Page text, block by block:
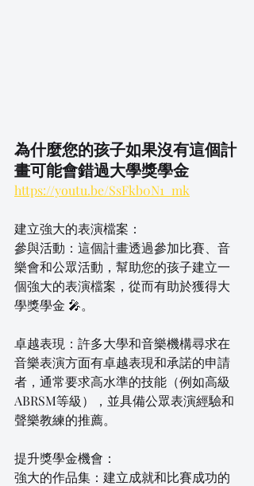
為什麼您的孩子如果沒有這個計
畫可能會錯過大學獎學金
https://youtu.be/SsFkb0N1_mk
建立強大的表演檔案：
參與活動：這個計畫透過參加比賽、音
樂會和公眾活動，幫助您的孩子建立一
個強大的表演檔案，從而有助於獲得大
學獎學金 🎤。
卓越表現：許多大學和音樂機構尋求在
音樂表演方面有卓越表現和承諾的申請
者，通常要求高水準的技能（例如高級
ABRSM等級），並具備公眾表演經驗和
聲樂教練的推薦。
提升獎學金機會：
強大的作品集：建立成就和比賽成功的